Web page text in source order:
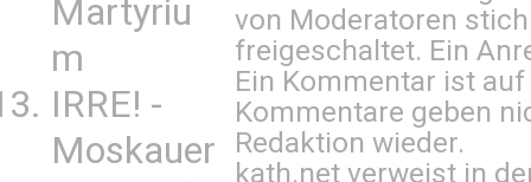
Martyriu
m
IRRE! -
Moskauer
von Moderatoren
freigeschaltet. Ein
Ein Kommentar ist
Kommentare geben
Redaktion wieder.
kath.net verweist in